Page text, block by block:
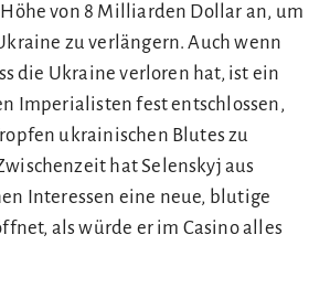
von 8 Milliarden Dollar an, um
zu verlängern. Auch wenn
die Ukraine verloren hat, ist ein
Imperialisten fest entschlossen,
ukrainischen Blutes zu
hat Selenskyj aus
Interessen eine neue, blutige
als würde er im Casino alles